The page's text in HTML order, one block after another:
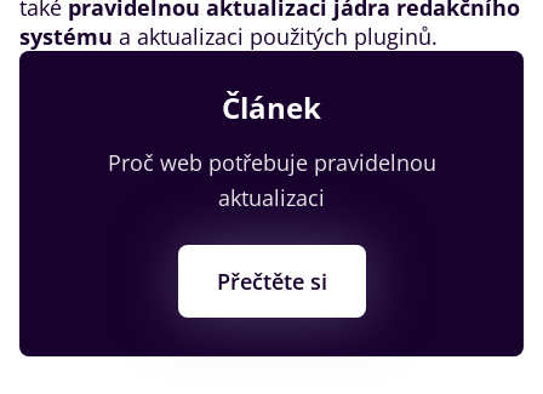
také pravidelnou aktualizaci jádra redakčního
systému a aktualizaci použitých pluginů.
Článek
Proč web potřebuje pravidelnou
aktualizaci
Přečtěte si